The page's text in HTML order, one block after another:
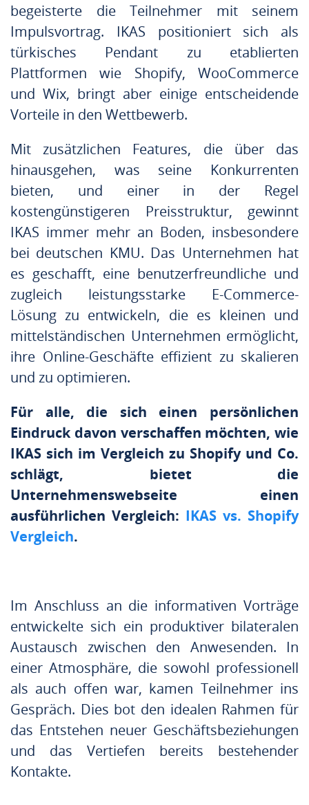
begeisterte die Teilnehmer mit seinem
Impulsvortrag. IKAS positioniert sich als
türkisches Pendant zu etablierten
Plattformen wie Shopify, WooCommerce
und Wix, bringt aber einige entscheidende
Vorteile in den Wettbewerb.
Mit zusätzlichen Features, die über das
hinausgehen, was seine Konkurrenten
bieten, und einer in der Regel
kostengünstigeren Preisstruktur, gewinnt
IKAS immer mehr an Boden, insbesondere
bei deutschen KMU. Das Unternehmen hat
es geschafft, eine benutzerfreundliche und
zugleich leistungsstarke E-Commerce-
Lösung zu entwickeln, die es kleinen und
mittelständischen Unternehmen ermöglicht,
ihre Online-Geschäfte effizient zu skalieren
und zu optimieren.
Für alle, die sich einen persönlichen
Eindruck davon verschaffen möchten, wie
IKAS sich im Vergleich zu Shopify und Co.
schlägt, bietet die
Unternehmenswebseite einen
ausführlichen Vergleich: IKAS vs. Shopify
Vergleich.
Im Anschluss an die informativen Vorträge
entwickelte sich ein produktiver bilateralen
Austausch zwischen den Anwesenden. In
einer Atmosphäre, die sowohl professionell
als auch offen war, kamen Teilnehmer ins
Gespräch. Dies bot den idealen Rahmen für
das Entstehen neuer Geschäftsbeziehungen
und das Vertiefen bereits bestehender
Kontakte.